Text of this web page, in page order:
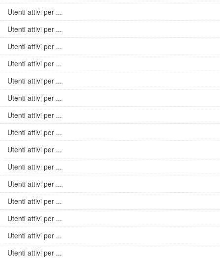
Utenti attivi per ...
Utenti attivi per ...
Utenti attivi per ...
Utenti attivi per ...
Utenti attivi per ...
Utenti attivi per ...
Utenti attivi per ...
Utenti attivi per ...
Utenti attivi per ...
Utenti attivi per ...
Utenti attivi per ...
Utenti attivi per ...
Utenti attivi per ...
Utenti attivi per ...
Utenti attivi per ...